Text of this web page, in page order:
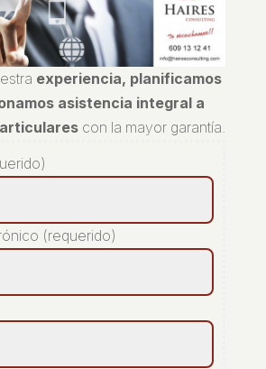
experiencia, planificamos
asistencia integral a
con la mayor garantía.
(requerido)